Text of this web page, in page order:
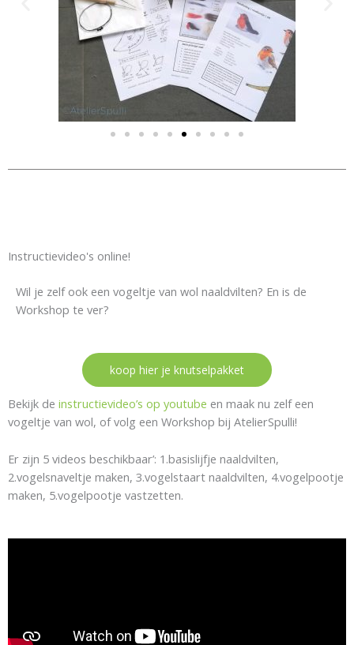
Instructievideo's online!
Wil je zelf ook een vogeltje van wol naaldvilten? En is de
Workshop te ver?
koop hier je knutselpakket
Bekijk de instructievideo’s op youtube en maak nu zelf een
vogeltje van wol, of volg een Workshop bij AtelierSpulli!
Er zijn 5 videos beschikbaar’: 1.basislijfje naaldvilten,
2.vogelsnaveltje maken, 3.vogelstaart naaldvilten, 4.vogelpootje
maken, 5.vogelpootje vastzetten.